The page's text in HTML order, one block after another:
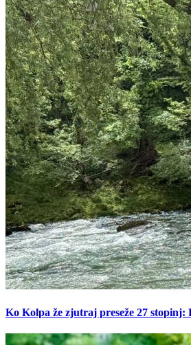
Ko Kolpa že zjutraj preseže 27